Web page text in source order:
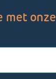
met onze